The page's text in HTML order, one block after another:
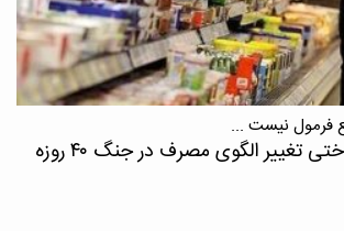
فرمول نیست ...
تغییر الگوی مصرف در جنگ ۴۰ روزه